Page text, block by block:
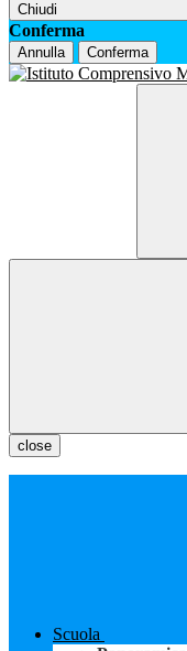
Chiudi
Conferma
Annulla Conferma
close
Scuola